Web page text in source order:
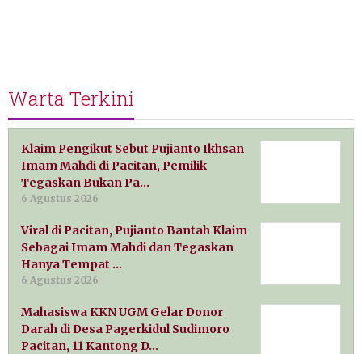
Warta Terkini
Klaim Pengikut Sebut Pujianto Ikhsan
Imam Mahdi di Pacitan, Pemilik
Tegaskan Bukan Pa…
6 Agustus 2026
Viral di Pacitan, Pujianto Bantah Klaim
Sebagai Imam Mahdi dan Tegaskan
Hanya Tempat …
6 Agustus 2026
Mahasiswa KKN UGM Gelar Donor
Darah di Desa Pagerkidul Sudimoro
Pacitan, 11 Kantong D…